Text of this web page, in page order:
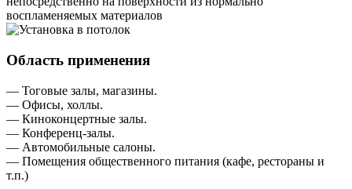
Область применения
— Тоговые залы, магазины.
— Офисы, холлы.
— Киноконцертные залы.
— Конференц-залы.
— Автомобильные салоны.
— Помещения общественного питания (кафе, рестораны и
т.п.)